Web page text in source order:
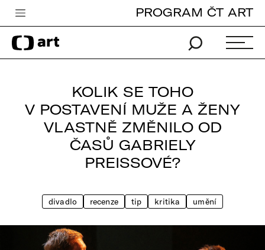
Česká televize
Zpravodajství
iVysílání
TV program
Vše o ČT
PROGRAM ČT ART
KOLIK SE TOHO
V POSTAVENÍ MUŽE A ŽENY
VLASTNĚ ZMĚNILO OD
ČASŮ GABRIELY
PREISSOVÉ?
divadlo recenze tip kritika umění